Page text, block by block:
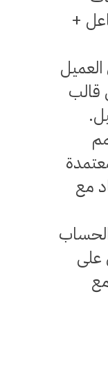
+
قالب
تُصمم
مع
على